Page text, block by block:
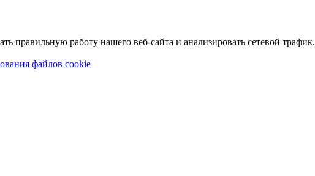
правильную работу нашего веб-сайта и анализировать сетевой трафик.
файлов cookie